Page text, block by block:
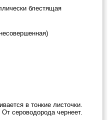
блестящая
в тонкие листочки.
От сероводорода чернеет.